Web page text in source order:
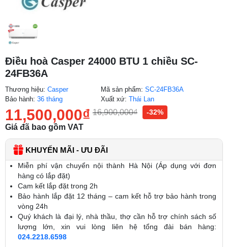
Điều hoà Casper 24000 BTU 1 chiều SC-
24FB36A
Thương hiệu: Casper
Bảo hành: 36 tháng
Mã sản phẩm:SC-24FB36A
Xuất xứ:Thái Lan
11,500,000₫ 16,900,000₫ -32%
Giá đã bao gồm VAT
KHUYẾN MÃI - ƯU ĐÃI
Miễn phí vận chuyển nội thành Hà Nội (Áp dụng với đơn
hàng có lắp đặt)
Cam kết lắp đặt trong 2h
Bảo hành lắp đặt 12 tháng – cam kết hỗ trợ bảo hành trong
vòng 24h
Quý khách là đại lý, nhà thầu, thợ cần hỗ trợ chính sách số
lượng lớn, xin vui lòng liên hệ tổng đài bán hàng:
024.2218.6598